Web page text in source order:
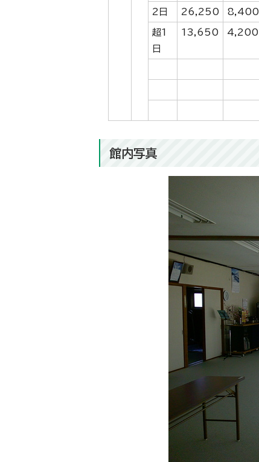
2日 26,250 8,400
超1
日
13,650 4,200
館内写真